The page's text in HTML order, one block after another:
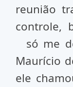
reunião
controle,
só me
Maurício
ele